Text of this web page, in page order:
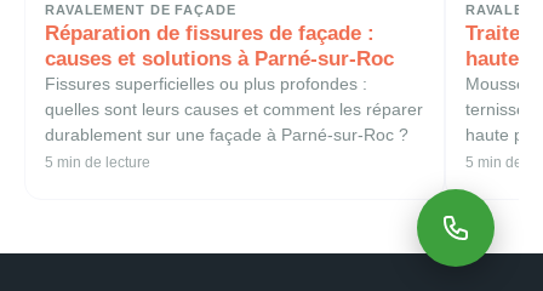
RAVALEMENT DE FAÇADE
Réparation de fissures de façade :
causes et solutions à Parné-sur-Roc
Fissures superficielles ou plus profondes :
quelles sont leurs causes et comment les réparer
durablement sur une façade à Parné-sur-Roc ?
5 min de lecture
haute
haute
Louverné.
5 min de